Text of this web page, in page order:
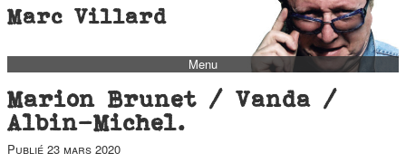
Marc Villard
Menu
biblio
Marion Brunet / Vanda /
Albin-Michel.
Publié 23 mars 2020